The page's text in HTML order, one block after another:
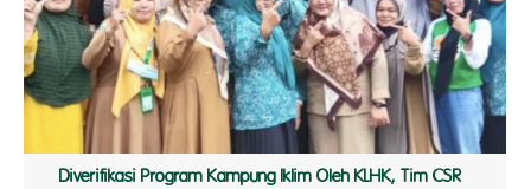
Diverifikasi Program Kampung Iklim Oleh KLHK, Tim CSR